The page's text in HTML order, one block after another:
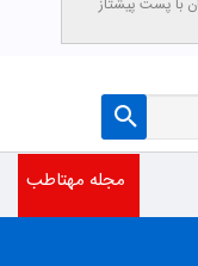
مجله مهتاطب